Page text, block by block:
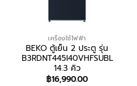
เครื่องใช้ไฟฟ้า
BEKO ตู้เย็น 2 ประตู รุ่น
B3RDNT445I40VHFSUBL
14.3 คิว
฿16,990.00